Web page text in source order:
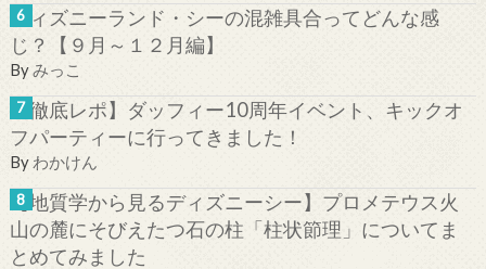
ディズニーランド・シーの混雑具合ってどんな感
じ？【９月～１２月編】
Byみっこ
【徹底レポ】ダッフィー10周年イベント、キックオ
フパーティーに行ってきました！
By わかけん
【地質学から見るディズニーシー】プロメテウス火
山の麓にそびえたつ石の柱「柱状節理」についてま
とめてみました